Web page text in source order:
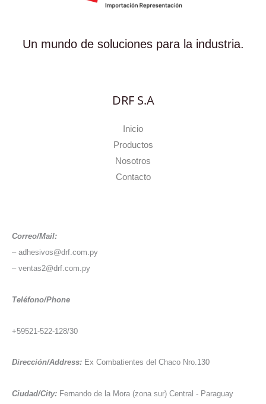
Un mundo de soluciones para la industria.
DRF S.A
Inicio
Productos
Nosotros
Contacto
Correo/Mail:
– adhesivos@drf.com.py
– ventas2@drf.com.py
Teléfono/Phone
+59521-522-128/30
Dirección/Address: Ex Combatientes del Chaco Nro.130
Ciudad/City: Fernando de la Mora (zona sur) Central - Paraguay